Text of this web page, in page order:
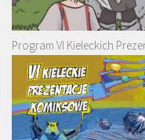
Program VI Kieleckich